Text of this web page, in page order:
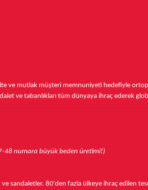
ve mutlak müşteri memnuniyeti hedefiyle
ve tabanlıkları tüm dünyaya ihraç ederek
48 numara büyük beden üretimi!)
ve sandaletler. 80'den fazla ülkeye ihraç edilen